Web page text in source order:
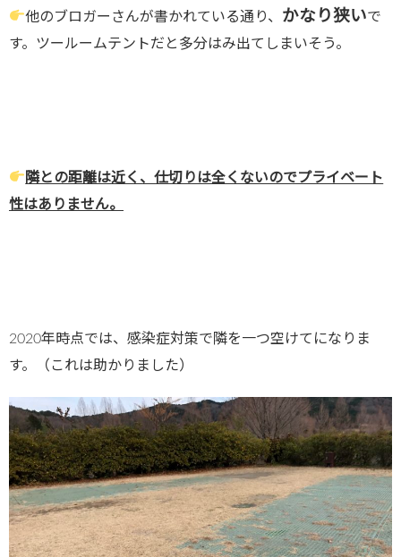
他のブロガーさんが書かれている通り、 かなり狭いで
す。ツールームテントだと多分はみ出てしまいそう。
隣との距離は近く、仕切りは全くないのでプライベート
性はありません。
2020年時点では、感染症対策で隣を一つ空けてになりま
す。（これは助かりました）